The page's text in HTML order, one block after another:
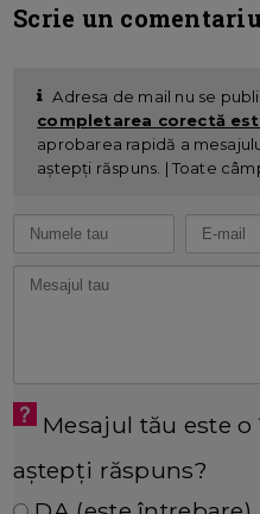
Scrie un
Adresa de mail nu se
completarea corectă
aprobarea rapidă a
aștepți răspuns. | Toate
Mesajul tău este
aștepți răspuns?